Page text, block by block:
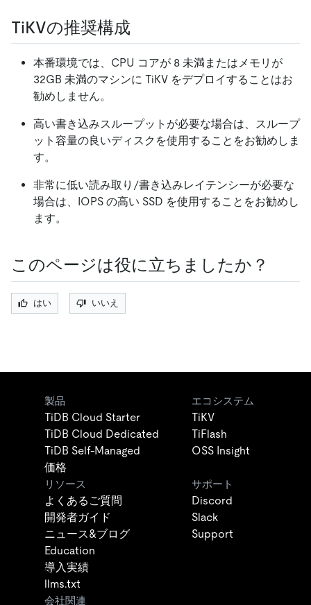
TiKVの推奨構成
本番環境では、CPU コアが 8 未満またはメモリが
32GB 未満のマシンに TiKV をデプロイすることはお
勧めしません。
高い書き込みスループットが必要な場合は、スループ
ット容量の良いディスクを使用することをお勧めしま
す。
非常に低い読み取り/書き込みレイテンシーが必要な
場合は、IOPS の高い SSD を使用することをお勧めし
ます。
このページは役に立ちましたか？
はい いいえ
製品
TiDB Cloud Starter
TiDB Cloud Dedicated
TiDB Self-Managed
価格
エコシステム
TiKV
TiFlash
OSS Insight
リソース
よくあるご質問
開発者ガイド
ニュース&ブログ
Education
導入実績
llms.txt
サポート
Discord
Slack
Support
会社関連